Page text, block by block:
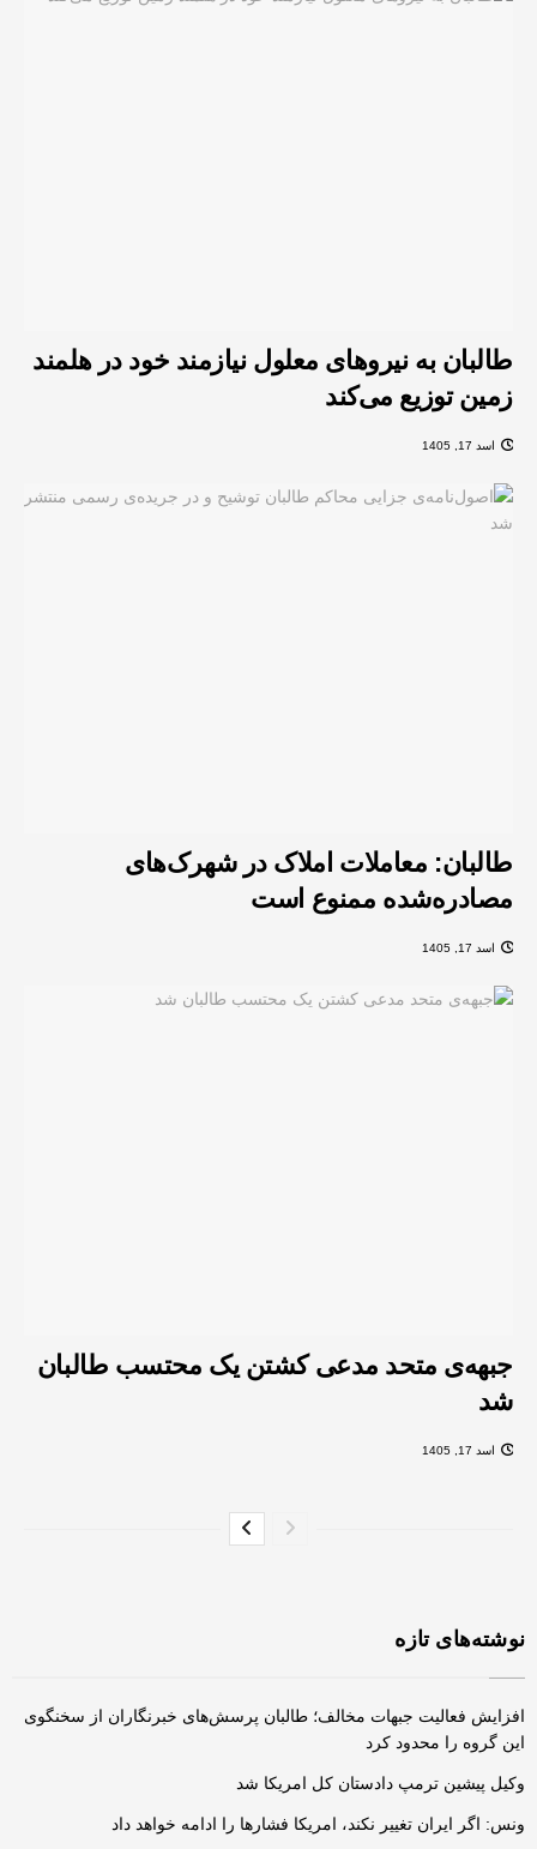
طالبان به نیروهای معلول نیازمند خود در هلمند
زمین توزیع می‌کند
اسد 17, 1405
طالبان: معاملات املاک در شهرک‌های
مصادره‌شده ممنوع است
اسد 17, 1405
جبهه‌ی متحد مدعی کشتن یک محتسب طالبان
شد
اسد 17, 1405
نوشته‌های تازه
افزایش فعالیت‌ جبهات مخالف؛ طالبان پرسش‌های خبرنگاران از سخنگوی
این گروه را محدود کرد
وکیل پیشین ترمپ دادستان کل امریکا شد
ونس: اگر ایران تغییر نکند، امریکا فشارها را ادامه خواهد داد